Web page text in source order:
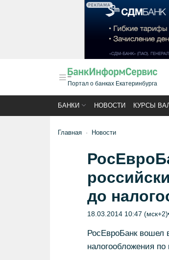
РЕКЛАМА
Портал о банках Екатеринбурга
БАНКИ НОВОСТИ КУРСЫ
Главная Новости
до
18.03.2014 10:47 (мск+2)
РосЕвроБанк вошел
налогообложения